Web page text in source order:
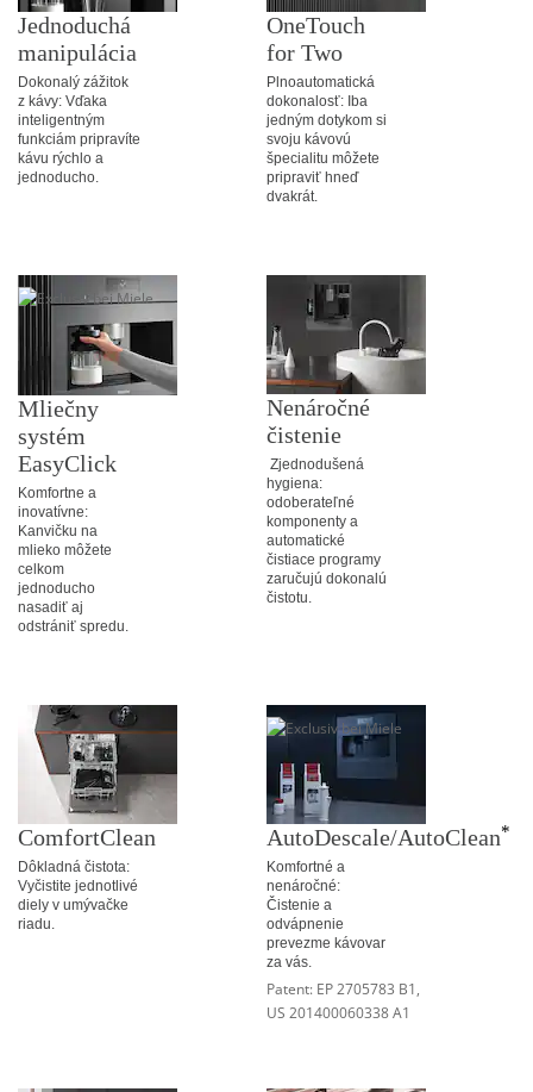
Jednoduchá
manipulácia
Dokonalý zážitok
z kávy: Vďaka
inteligentným
funkciám pripravíte
kávu rýchlo a
jednoducho.
OneTouch
for Two
Plnoautomatická
dokonalosť: Iba
jedným dotykom si
svoju kávovú
špecialitu môžete
pripraviť hneď
dvakrát.
Mliečny
systém
EasyClick
Komfortne a
inovatívne:
Kanvičku na
mlieko môžete
celkom
jednoducho
nasadiť aj
odstrániť spredu.
Nenáročné
čistenie
Zjednodušená
hygiena:
odoberateľné
komponenty a
automatické
čistiace programy
zaručujú dokonalú
čistotu.
ComfortClean
Dôkladná čistota:
Vyčistite jednotlivé
diely v umývačke
riadu.
AutoDescale/AutoClean*
Komfortné a
nenáročné:
Čistenie a
odvápnenie
prevezme kávovar
za vás.
Patent: EP 2705783 B1,
US 201400060338 A1